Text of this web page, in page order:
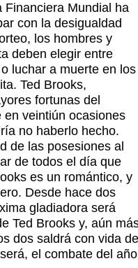
Financiera Mundial ha
con la desigualdad
los hombres y
deben elegir entre
luchar a muerte en los
Ted Brooks,
fortunas del
veintiún ocasiones
no haberlo hecho.
de las posesiones al
de todos el día que
es un romántico, y
Desde hace dos
gladiadora será
Ted Brooks y, aún
dos saldrá con vida de
el combate del